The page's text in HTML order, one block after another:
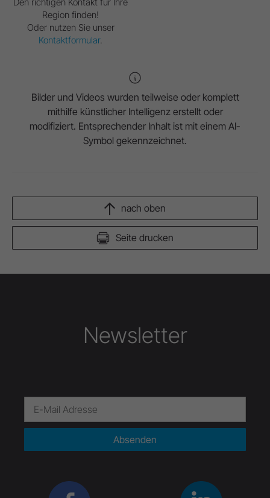
Region finden!
Oder nutzen Sie unser
Kontaktformular.
Bilder und Videos wurden teilweise oder komplett
mithilfe künstlicher Intelligenz erstellt oder
modifiziert. Entsprechender Inhalt ist mit einem AI-
Symbol gekennzeichnet.
Seite drucken
nach oben
Newsletter
Absenden